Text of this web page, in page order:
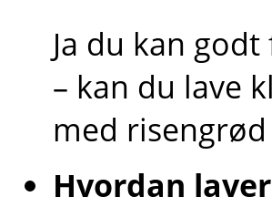
Ja du kan
– kan du lave
med
Hvordan